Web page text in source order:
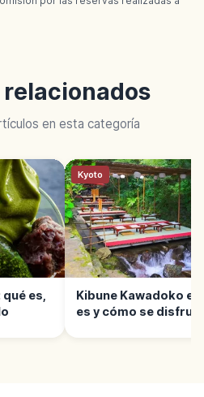
en esta categoría
es,
Kyoto
Kibune Kawadoko
es y cómo se